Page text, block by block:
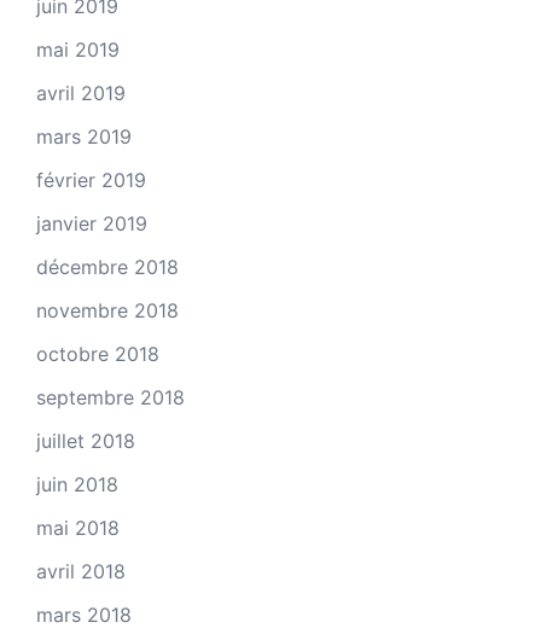
juin 2019
mai 2019
avril 2019
mars 2019
février 2019
janvier 2019
décembre 2018
novembre 2018
octobre 2018
septembre 2018
juillet 2018
juin 2018
mai 2018
avril 2018
mars 2018